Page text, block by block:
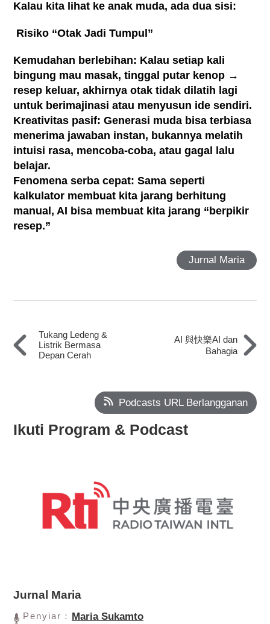
Kalau kita lihat ke anak muda, ada dua sisi:
Risiko “Otak Jadi Tumpul”
Kemudahan berlebihan: Kalau setiap kali
bingung mau masak, tinggal putar kenop →
resep keluar, akhirnya otak tidak dilatih lagi
untuk berimajinasi atau menyusun ide sendiri.
Kreativitas pasif: Generasi muda bisa terbiasa
menerima jawaban instan, bukannya melatih
intuisi rasa, mencoba-coba, atau gagal lalu
belajar.
Fenomena serba cepat: Sama seperti
kalkulator membuat kita jarang berhitung
manual, AI bisa membuat kita jarang “berpikir
resep.”
Jurnal Maria
Tukang Ledeng &
Listrik Bermasa
Depan Cerah
AI 與快樂AI dan
Bahagia
Podcasts URL Berlangganan
Ikuti Program & Podcast
Jurnal Maria
Penyiar： Maria Sukamto